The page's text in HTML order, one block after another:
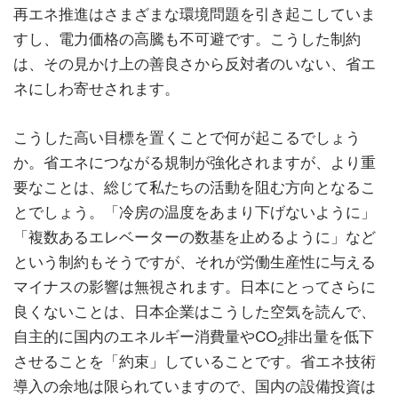
再エネ推進はさまざまな環境問題を引き起こしていま
すし、電力価格の高騰も不可避です。こうした制約
は、その見かけ上の善良さから反対者のいない、省エ
ネにしわ寄せされます。
こうした高い目標を置くことで何が起こるでしょう
か。省エネにつながる規制が強化されますが、より重
要なことは、総じて私たちの活動を阻む方向となるこ
とでしょう。「冷房の温度をあまり下げないように」
「複数あるエレベーターの数基を止めるように」など
という制約もそうですが、それが労働生産性に与える
マイナスの影響は無視されます。日本にとってさらに
良くないことは、日本企業はこうした空気を読んで、
自主的に国内のエネルギー消費量やCO2排出量を低下
させることを「約束」していることです。省エネ技術
導入の余地は限られていますので、国内の設備投資は